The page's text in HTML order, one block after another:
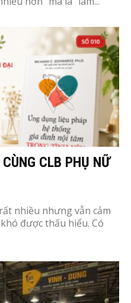
CLB PHỤ NỮ
nhiều nhưng vẫn cảm
được thấu hiểu. Có